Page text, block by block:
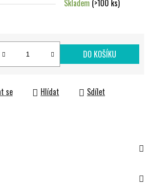
Skladem (>100 ks)
DO KOŠÍKU
se Hlídat Sdílet